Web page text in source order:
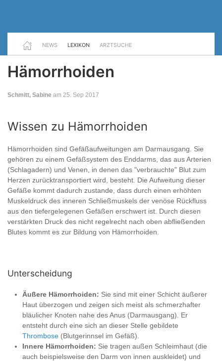
NEWS LEXIKON ARZTSUCHE
Hämorrhoiden
Schmitt, Sabine am 25. Sep 2017
Wissen zu Hämorrhoiden
Hämorrhoiden sind Gefäßaufweitungen am Darmausgang. Sie
gehören zu einem Gefäßsystem des Enddarms, das aus Arterien
(Schlagadern) und Venen, in denen das "verbrauchte" Blut zum
Herzen zurücktransportiert wird, besteht. Die Aufweitung dieser
Gefäße kommt dadurch zustande, dass durch einen erhöhten
Muskeldruck des inneren Schließmuskels der venöse Rückfluss
aus den tiefergelegenen Gefäßen erschwert ist. Durch diesen
verstärkten Druck des nicht regelrecht nach oben abfließenden
Blutes kommt es zur Bildung von Hämorrhoiden.
Unterscheidung
Äußere Hämorrhoiden: Sie sind mit einer Schicht äußerer
Haut überzogen und zeigen sich meist als schmerzhafter
bläulicher Knoten nahe des Anus (Darmausgang). Er
entsteht durch eine sich an dieser Stelle gebildete
Thrombose (Blutgerinnsel im Gefäß).
Innere Hämorrhoiden: Sie tragen außen Schleimhaut (die
auch beispielsweise den Darm von innen auskleidet) und